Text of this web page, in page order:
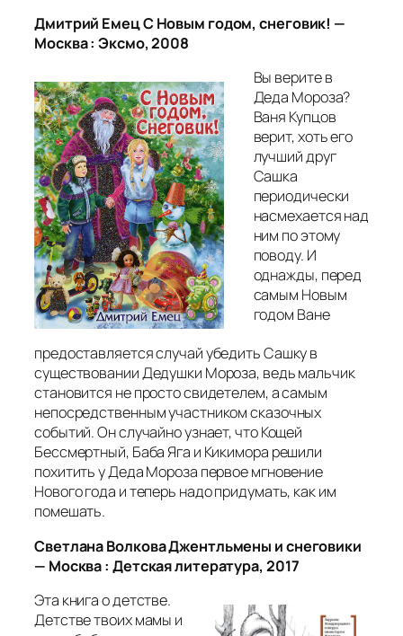
Дмитрий Емец С Новым годом, снеговик! —
Москва : Эксмо, 2008
Вы верите в
Деда Мороза?
Ваня Купцов
верит, хоть его
лучший друг
Сашка
периодически
насмехается над
ним по этому
поводу. И
однажды, перед
самым Новым
годом Ване
предоставляется случай убедить Сашку в
существовании Дедушки Мороза, ведь мальчик
становится не просто свидетелем, а самым
непосредственным участником сказочных
событий. Он случайно узнает, что Кощей
Бессмертный, Баба Яга и Кикимора решили
похитить у Деда Мороза первое мгновение
Нового года и теперь надо придумать, как им
помешать.
Светлана Волкова Джентльмены и снеговики
— Москва : Детская литература, 2017
Эта книга о детстве.
Детстве твоих мамы и